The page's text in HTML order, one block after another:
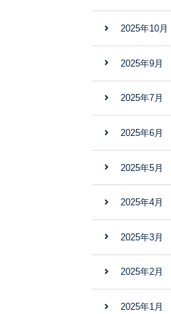
2025年10月
2025年9月
2025年7月
2025年6月
2025年5月
2025年4月
2025年3月
2025年2月
2025年1月